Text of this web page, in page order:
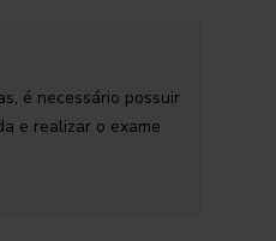
é necessário possuir
e realizar o exame